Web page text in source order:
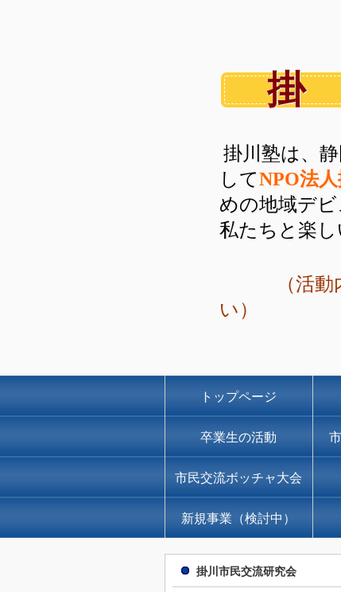
掛
掛川塾は、
してNPO法
めの地域デビ
私たちと楽
（活動内
い）
トップページ
卒業生の活動
市民交流ボッチャ大会
新規事業（検討中）
掛川市民交流研究会